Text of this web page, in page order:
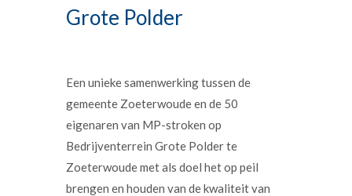
Grote Polder
Een unieke samenwerking tussen de
gemeente Zoeterwoude en de 50
eigenaren van MP-stroken op
Bedrijventerrein Grote Polder te
Zoeterwoude met als doel het op peil
brengen en houden van de kwaliteit van